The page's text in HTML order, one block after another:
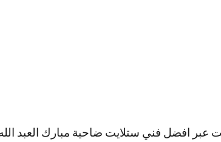
عبر افضل فني ستلايت ضاحية مبارك العبد الله